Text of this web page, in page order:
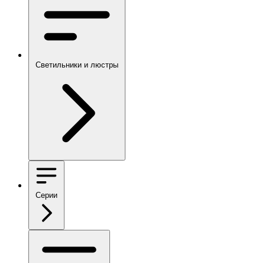
Светильники и люстры
Серии